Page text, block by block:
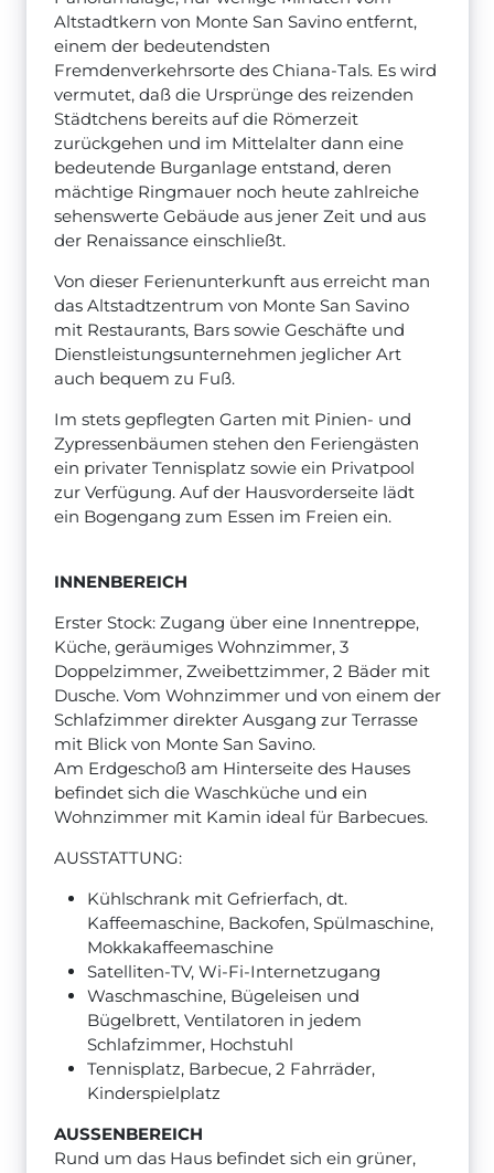
Altstadtkern von Monte San Savino entfernt,
einem der bedeutendsten
Fremdenverkehrsorte des Chiana-Tals. Es wird
vermutet, daß die Ursprünge des reizenden
Städtchens bereits auf die Römerzeit
zurückgehen und im Mittelalter dann eine
bedeutende Burganlage entstand, deren
mächtige Ringmauer noch heute zahlreiche
sehenswerte Gebäude aus jener Zeit und aus
der Renaissance einschließt.
Von dieser Ferienunterkunft aus erreicht man
das Altstadtzentrum von Monte San Savino
mit Restaurants, Bars sowie Geschäfte und
Dienstleistungsunternehmen jeglicher Art
auch bequem zu Fuß.
Im stets gepflegten Garten mit Pinien- und
Zypressenbäumen stehen den Feriengästen
ein privater Tennisplatz sowie ein Privatpool
zur Verfügung. Auf der Hausvorderseite lädt
ein Bogengang zum Essen im Freien ein.
INNENBEREICH
Erster Stock: Zugang über eine Innentreppe,
Küche, geräumiges Wohnzimmer, 3
Doppelzimmer, Zweibettzimmer, 2 Bäder mit
Dusche. Vom Wohnzimmer und von einem der
Schlafzimmer direkter Ausgang zur Terrasse
mit Blick von Monte San Savino.
Am Erdgeschoß am Hinterseite des Hauses
befindet sich die Waschküche und ein
Wohnzimmer mit Kamin ideal für Barbecues.
AUSSTATTUNG:
Kühlschrank mit Gefrierfach, dt.
Kaffeemaschine, Backofen, Spülmaschine,
Mokkakaffeemaschine
Satelliten-TV, Wi-Fi-Internetzugang
Waschmaschine, Bügeleisen und
Bügelbrett, Ventilatoren in jedem
Schlafzimmer, Hochstuhl
Tennisplatz, Barbecue, 2 Fahrräder,
Kinderspielplatz
AUSSENBEREICH
Rund um das Haus befindet sich ein grüner,